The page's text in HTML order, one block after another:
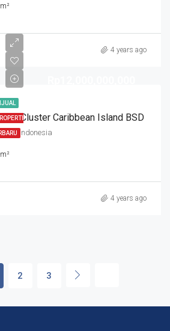
m²
4 years ago
Cluster Caribbean Island BSD
Indonesia
m²
4 years ago
2 3